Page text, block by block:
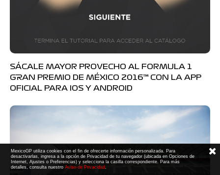
SÁCALE MAYOR PROVECHO AL FORMULA 1
GRAN PREMIO DE MÉXICO 2016™ CON LA APP
OFICIAL PARA IOS Y ANDROID
MexicoGP utiliza cookies con el fin de ofrecerte información personalizada. Para
desactivarlas, ingresa a la opción de Privacidad de tu navegador (ubicada en Opciones de
Internet, Ajustes o Preferencias) y selecciona la casilla correspondiente. Para más
detalles, consulta nuestroAviso de Privacidad.